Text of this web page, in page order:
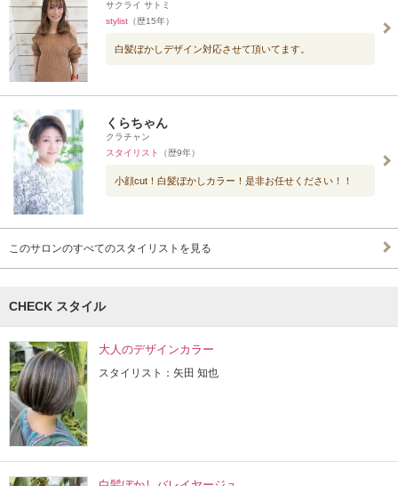
サクライ サトミ
stylist （歴15年）
白髪ぼかしデザイン対応させて頂いてます。
くらちゃん
クラチャン
スタイリスト
（歴9年）
小顔cut！白髪ぼかしカラー！是非お任せください！！
このサロンのすべてのスタイリストを見る
CHECK スタイル
大人のデザインカラー
スタイリスト：矢田 知也